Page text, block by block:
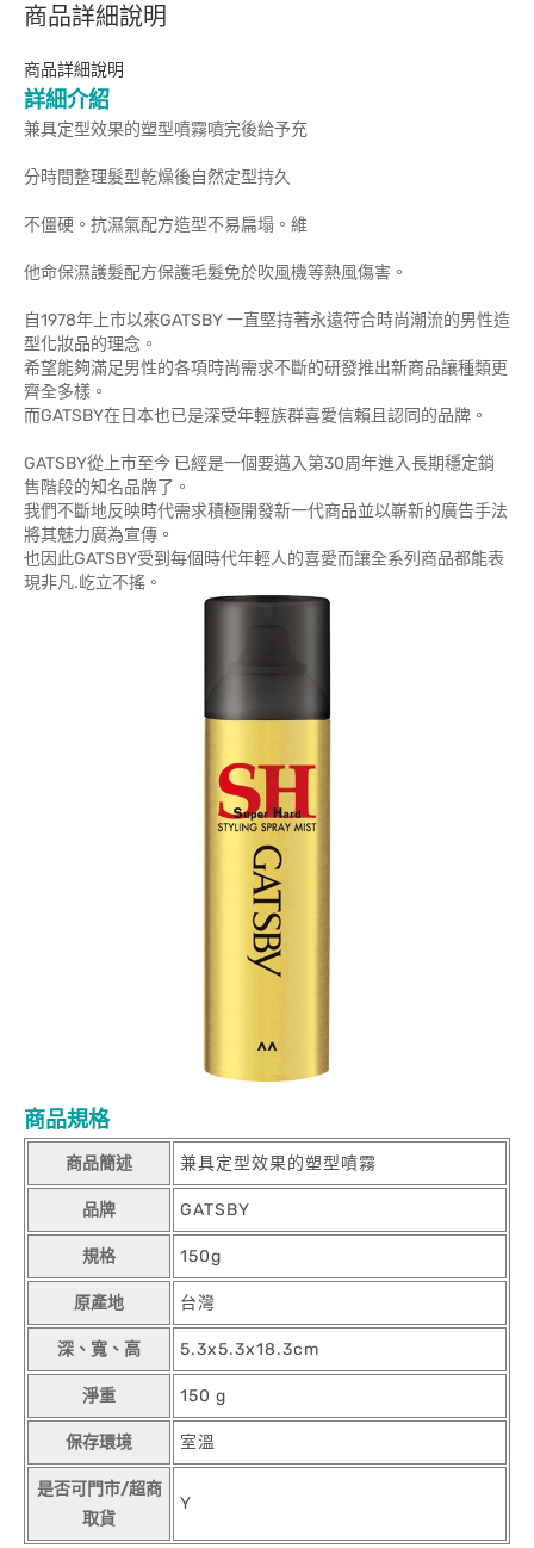
商品詳細說明
商品詳細說明
詳細介紹
兼具定型效果的塑型噴霧噴完後給予充
分時間整理髮型乾燥後自然定型持久
不僵硬。抗濕氣配方造型不易扁塌。維
他命保濕護髮配方保護毛髮免於吹風機等熱風傷害。
自1978年上市以來GATSBY 一直堅持著永遠符合時尚潮流的男性造
型化妝品的理念。
希望能夠滿足男性的各項時尚需求不斷的研發推出新商品讓種類更
齊全多樣。
而GATSBY在日本也已是深受年輕族群喜愛信賴且認同的品牌。
GATSBY從上市至今 已經是一個要邁入第30周年進入長期穩定銷
售階段的知名品牌了。
我們不斷地反映時代需求積極開發新一代商品並以嶄新的廣告手法
將其魅力廣為宣傳。
也因此GATSBY受到每個時代年輕人的喜愛而讓全系列商品都能表
現非凡.屹立不搖。
商品規格
商品簡述 兼具定型效果的塑型噴霧
品牌 GATSBY
規格 150g
原產地 台灣
深、寬、高 5.3x5.3x18.3cm
淨重 150 g
保存環境 室溫
是否可門市/超商
取貨
Y